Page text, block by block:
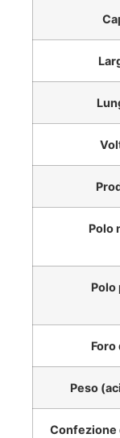
Polo
Polo
Peso
Confezione